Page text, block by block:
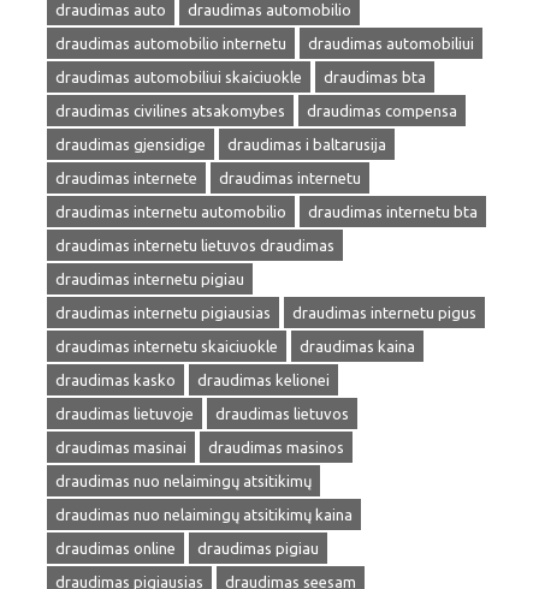
draudimas auto
draudimas automobilio
draudimas automobilio internetu
draudimas automobiliui
draudimas automobiliui skaiciuokle
draudimas bta
draudimas civilines atsakomybes
draudimas compensa
draudimas gjensidige
draudimas i baltarusija
draudimas internete
draudimas internetu
draudimas internetu automobilio
draudimas internetu bta
draudimas internetu lietuvos draudimas
draudimas internetu pigiau
draudimas internetu pigiausias
draudimas internetu pigus
draudimas internetu skaiciuokle
draudimas kaina
draudimas kasko
draudimas kelionei
draudimas lietuvoje
draudimas lietuvos
draudimas masinai
draudimas masinos
draudimas nuo nelaimingų atsitikimų
draudimas nuo nelaimingų atsitikimų kaina
draudimas online
draudimas pigiau
draudimas pigiausias
draudimas seesam